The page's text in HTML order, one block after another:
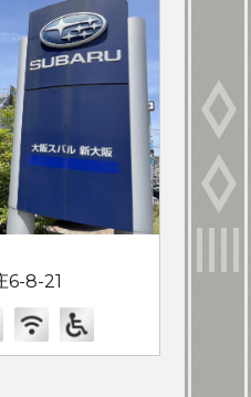
6-8-21